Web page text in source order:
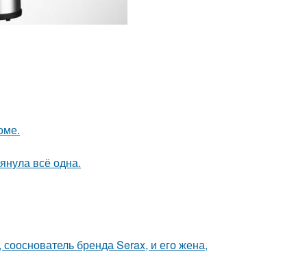
всё одна.
бренда Serax, и его жена,